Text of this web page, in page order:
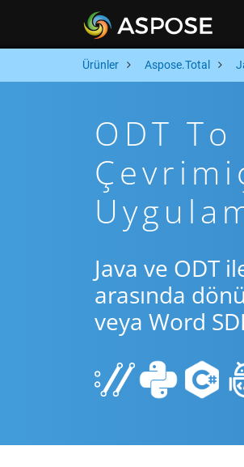
Ürünler Aspose.Total
ODT To
Java ve ODT
arasında
veya Word